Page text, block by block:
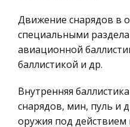
Экономико-
моделирование
Российское
Физкультура и
Гражданская
Движение снарядов в
специальными
авиационной
баллистикой и др.
Внутренняя
снарядов, мин, пуль и
оружия под действием